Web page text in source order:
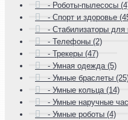
- Роботы-пылесосы
- Спорт и здоровье
- Стабилизаторы для
- Телефоны (2)
- Трекеры (47)
- Умная одежда (5)
- Умные браслеты
- Умные кольца (14)
- Умные наручные
- Умные роботы (4)